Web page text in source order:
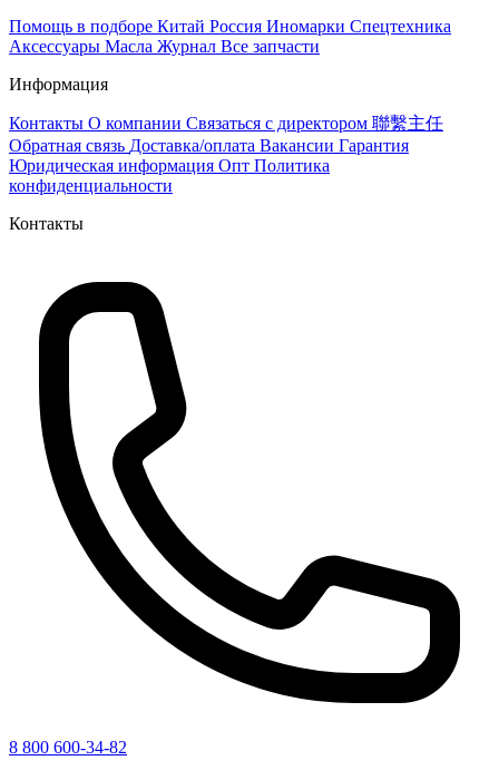
Помощь в подборе Китай Россия Иномарки Спецтехника
Аксессуары Масла Журнал Все запчасти
Информация
Контакты О компании Связаться с директором 聯繫主任
Обратная связь Доставка/оплата Вакансии Гарантия
Юридическая информация Опт Политика
конфиденциальности
Контакты
8 800 600-34-82